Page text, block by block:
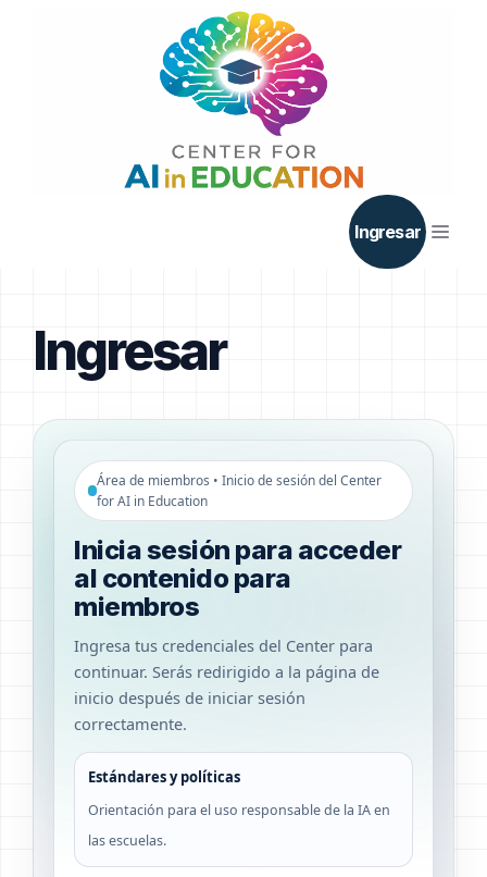
Ingresar
Ingresar
Área de miembros • Inicio de sesión del Center
for AI in Education
Inicia sesión para acceder
al contenido para
miembros
Ingresa tus credenciales del Center para
continuar. Serás redirigido a la página de
inicio después de iniciar sesión
correctamente.
Estándares y políticas
Orientación para el uso responsable de la IA en
las escuelas.